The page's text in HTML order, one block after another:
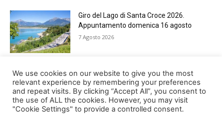
Giro del Lago di Santa Croce 2026.
Appuntamento domenica 16 agosto
7 Agosto 2026
Belluno rende omaggio ai cugini
Alessandro e Andrea Bristot
6 Agosto 2026
We use cookies on our website to give you the most
relevant experience by remembering your preferences
and repeat visits. By clicking “Accept All”, you consent to
the use of ALL the cookies. However, you may visit
"Cookie Settings" to provide a controlled consent.